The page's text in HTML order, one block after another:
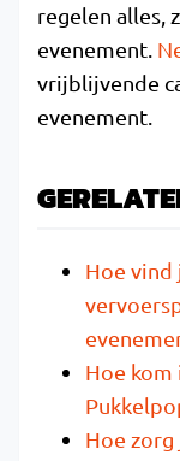
regelen alles,
evenement.
vrijblijvende
evenement.
Hoe vind
Hoe
Hoe